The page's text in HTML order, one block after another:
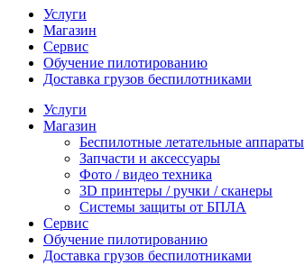
Услуги
Магазин
Сервис
Обучение пилотированию
Доставка грузов беспилотниками
Услуги
Магазин
Беспилотные летательные аппараты
Запчасти и аксессуары
Фото / видео техника
3D принтеры / ручки / сканеры
Системы защиты от БПЛА
Сервис
Обучение пилотированию
Доставка грузов беспилотниками